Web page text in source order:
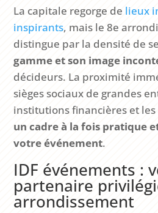
La capitale regorge de lieux
inspirants, mais le 8e
distingue par la densité de
gamme et son image
décideurs. La proximité
sièges sociaux de grandes
institutions financières et
un cadre à la fois pratique
votre événement.
IDF événements :
partenaire
arrondissement